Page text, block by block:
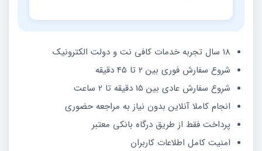
18 سال تجربه خدمات کافی نت و دولت الکترونیک
شروع سفارش فوری بین 2 تا 45 دقیقه
شروع سفارش عادی بین 15 دقیقه تا 2 ساعت
انجام کاملا آنلاین بدون نیاز به مراجعه حضوری
پرداخت فقط از طریق درگاه بانکی معتبر
امنیت کامل اطلاعات کاربران